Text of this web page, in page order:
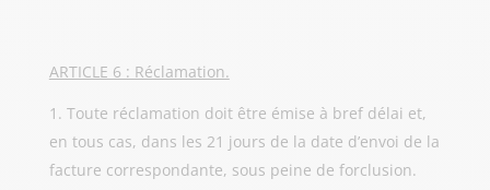
ARTICLE 6 : Réclamation.
Toute réclamation doit être émise à bref délai et,
en tous cas, dans les 21 jours de la date d’envoi de la
facture correspondante, sous peine de forclusion.